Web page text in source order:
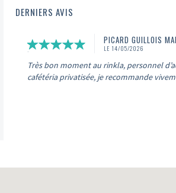
DERNIERS AVIS
PICARD GUILLOIS
LE 14/05/2026
Très bon moment au rinkla, personnel
cafétéria privatisée, je recommande